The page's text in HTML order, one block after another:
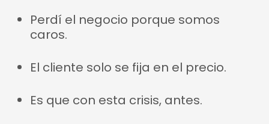
Perdí el negocio porque somos
caros.
El cliente solo se fija en el precio.
Es que con esta crisis, antes.